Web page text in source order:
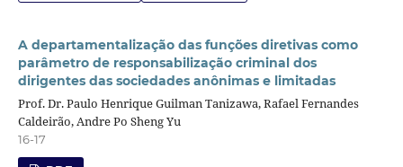
A departamentalização das funções diretivas como
parâmetro de responsabilização criminal dos
dirigentes das sociedades anônimas e limitadas
Prof. Dr. Paulo Henrique Guilman Tanizawa, Rafael Fernandes
Caldeirão, Andre Po Sheng Yu
16-17